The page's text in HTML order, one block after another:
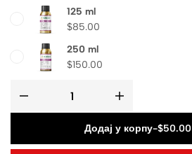
Prirodno: Da
Čistoća: 100% čistoća
Sertifikati
: čisto aroma ulje
Dostava: Izračunava se na blagajni
125 ml
$85.00
250 ml
$150.00
Додај у корпу-$50.00